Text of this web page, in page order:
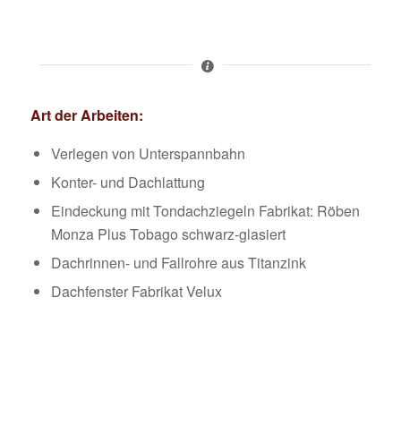
Art der Arbeiten:
Verlegen von Unterspannbahn
Konter- und Dachlattung
Eindeckung mit Tondachziegeln Fabrikat: Röben
Monza Plus Tobago schwarz-glasiert
Dachrinnen- und Fallrohre aus Titanzink
Dachfenster Fabrikat Velux